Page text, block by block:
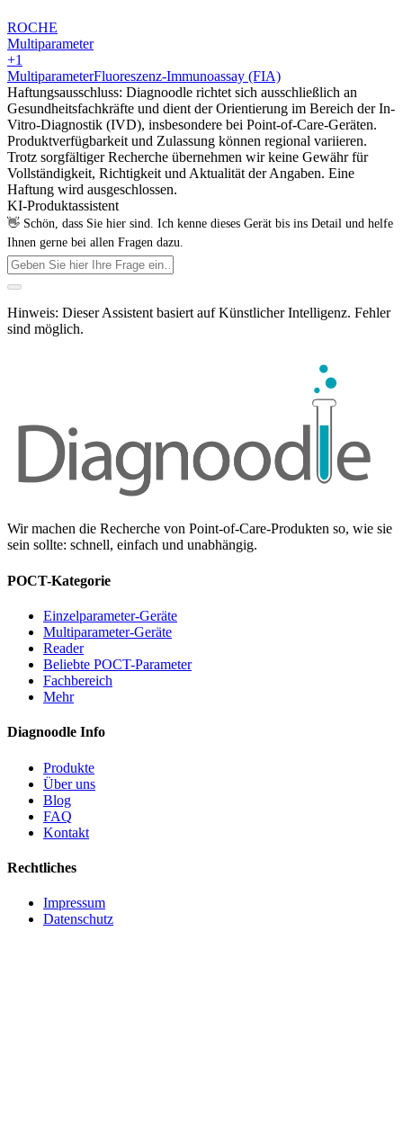
ROCHE
Multiparameter
+1
MultiparameterFluoreszenz-Immunoassay (FIA)
Haftungsausschluss: Diagnoodle richtet sich ausschließlich an
Gesundheitsfachkräfte und dient der Orientierung im Bereich der In-
Vitro-Diagnostik (IVD), insbesondere bei Point-of-Care-Geräten.
Produktverfügbarkeit und Zulassung können regional variieren.
Trotz sorgfältiger Recherche übernehmen wir keine Gewähr für
Vollständigkeit, Richtigkeit und Aktualität der Angaben. Eine
Haftung wird ausgeschlossen.
KI-Produktassistent
👋 Schön, dass Sie hier sind. Ich kenne dieses Gerät bis ins Detail und helfe
Ihnen gerne bei allen Fragen dazu.
Hinweis: Dieser Assistent basiert auf Künstlicher Intelligenz. Fehler
sind möglich.
Wir machen die Recherche von Point-of-Care-Produkten so, wie sie
sein sollte: schnell, einfach und unabhängig.
POCT-Kategorie
Einzelparameter-Geräte
Multiparameter-Geräte
Reader
Beliebte POCT-Parameter
Fachbereich
Mehr
Diagnoodle Info
Produkte
Über uns
Blog
FAQ
Kontakt
Rechtliches
Impressum
Datenschutz